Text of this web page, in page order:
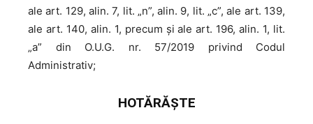
ale art. 129, alin. 7, lit. „n”, alin. 9, lit. „c”, ale art. 139,
ale art. 140, alin. 1, precum și ale art. 196, alin. 1, lit.
„a” din O.U.G. nr. 57/2019 privind Codul
Administrativ;
HOTĂRĂŞTE